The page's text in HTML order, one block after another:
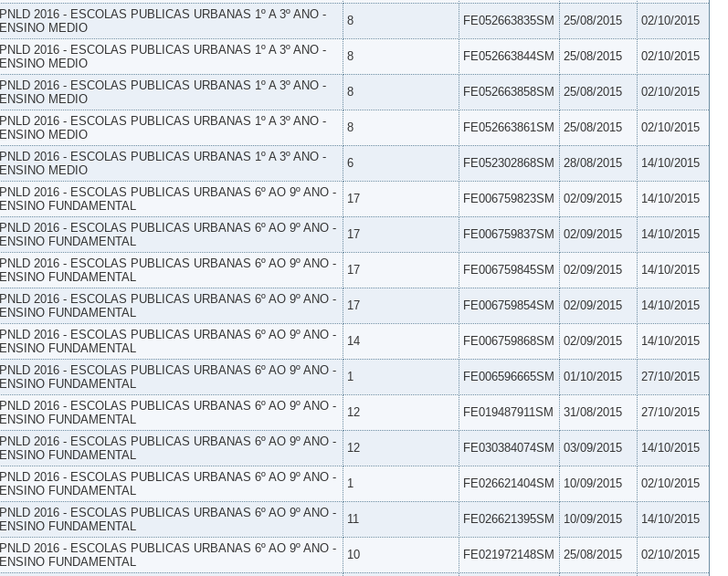
PNLD 2016 - ESCOLAS PUBLICAS URBANAS 1º A 3º ANO -
ENSINO MEDIO
8 FE052663835SM 25/08/2015 02/10/2015
PNLD 2016 - ESCOLAS PUBLICAS URBANAS 1º A 3º ANO -
ENSINO MEDIO
8 FE052663844SM 25/08/2015 02/10/2015
PNLD 2016 - ESCOLAS PUBLICAS URBANAS 1º A 3º ANO -
ENSINO MEDIO
8 FE052663858SM 25/08/2015 02/10/2015
PNLD 2016 - ESCOLAS PUBLICAS URBANAS 1º A 3º ANO -
ENSINO MEDIO
8 FE052663861SM 25/08/2015 02/10/2015
PNLD 2016 - ESCOLAS PUBLICAS URBANAS 1º A 3º ANO -
ENSINO MEDIO
6 FE052302868SM 28/08/2015 14/10/2015
PNLD 2016 - ESCOLAS PUBLICAS URBANAS 6º AO 9º ANO -
ENSINO FUNDAMENTAL
17 FE006759823SM 02/09/2015 14/10/2015
PNLD 2016 - ESCOLAS PUBLICAS URBANAS 6º AO 9º ANO -
ENSINO FUNDAMENTAL
17 FE006759837SM 02/09/2015 14/10/2015
PNLD 2016 - ESCOLAS PUBLICAS URBANAS 6º AO 9º ANO -
ENSINO FUNDAMENTAL
17 FE006759845SM 02/09/2015 14/10/2015
PNLD 2016 - ESCOLAS PUBLICAS URBANAS 6º AO 9º ANO -
ENSINO FUNDAMENTAL
17 FE006759854SM 02/09/2015 14/10/2015
PNLD 2016 - ESCOLAS PUBLICAS URBANAS 6º AO 9º ANO -
ENSINO FUNDAMENTAL
14 FE006759868SM 02/09/2015 14/10/2015
PNLD 2016 - ESCOLAS PUBLICAS URBANAS 6º AO 9º ANO -
ENSINO FUNDAMENTAL
1 FE006596665SM 01/10/2015 27/10/2015
PNLD 2016 - ESCOLAS PUBLICAS URBANAS 6º AO 9º ANO -
ENSINO FUNDAMENTAL
12 FE019487911SM 31/08/2015 27/10/2015
PNLD 2016 - ESCOLAS PUBLICAS URBANAS 6º AO 9º ANO -
ENSINO FUNDAMENTAL
12 FE030384074SM 03/09/2015 14/10/2015
PNLD 2016 - ESCOLAS PUBLICAS URBANAS 6º AO 9º ANO -
ENSINO FUNDAMENTAL
1 FE026621404SM 10/09/2015 02/10/2015
PNLD 2016 - ESCOLAS PUBLICAS URBANAS 6º AO 9º ANO -
ENSINO FUNDAMENTAL
11 FE026621395SM 10/09/2015 14/10/2015
PNLD 2016 - ESCOLAS PUBLICAS URBANAS 6º AO 9º ANO -
ENSINO FUNDAMENTAL
10 FE021972148SM 25/08/2015 02/10/2015